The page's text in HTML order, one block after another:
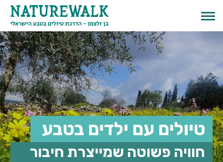
טיולים עם ילדים בטבע
חוויה פשוטה שמייצרת חיבור